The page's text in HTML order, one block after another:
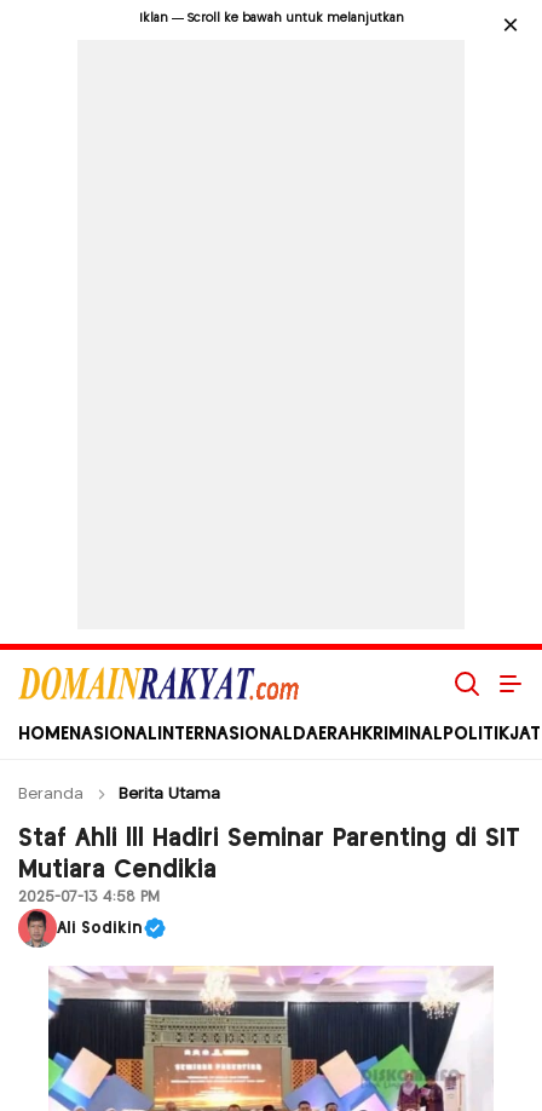
Iklan — Scroll ke bawah untuk melanjutkan ×
Domain Rakyat
Berita Hari Ini Terkini dan Terbaru Indonesia dan Internasional
HOME NASIONAL INTERNASIONAL DAERAH KRIMINAL POLITIK
Beranda Berita Utama
Staf Ahli lll Hadiri Seminar Parenting di SIT
Mutiara Cendikia
2025-07-13 4:58 PM
Ali Sodikin